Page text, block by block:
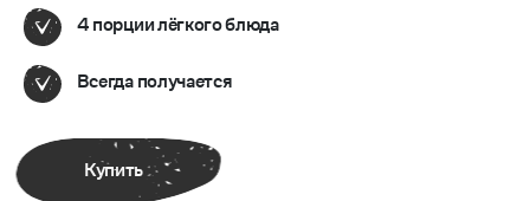
4 порции лёгкого блюда
Всегда получается
Купить